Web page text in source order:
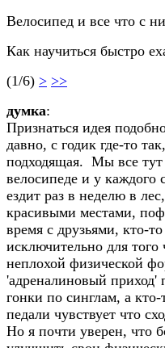
Велосипед и все что с
Как научиться быстро
(1/6) > >>
думка:
Признаться идея
давно, с годик где-то
подходящая. Мы все тут
велосипеде и у
ездит раз в неделю в
красивыми местами,
время с друзьями, кто-
исключительно для того
неплохой физической
'адреналиновый приход'
гонки по синглам, а
педали чувствует что
Но я почти уверен, что